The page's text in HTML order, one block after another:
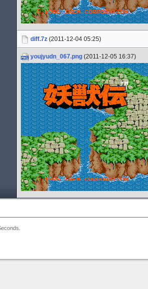
diff.7z (2011-12-04 05:25)
youjyudn_067.png (2011-12-05 16:37)